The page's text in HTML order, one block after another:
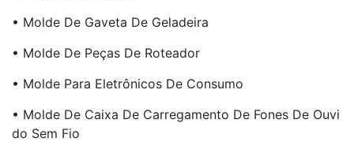
• Molde De Gaveta De Geladeira
• Molde De Peças De Roteador
• Molde Para Eletrônicos De Consumo
• Molde De Caixa De Carregamento De Fones De Ouvi
Do Sem Fio